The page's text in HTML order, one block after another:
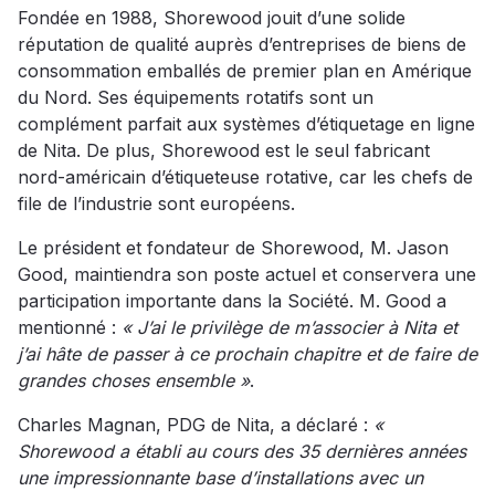
Fondée en 1988, Shorewood jouit d’une solide
réputation de qualité auprès d’entreprises de biens de
consommation emballés de premier plan en Amérique
du Nord. Ses équipements rotatifs sont un
complément parfait aux systèmes d’étiquetage en ligne
de Nita. De plus, Shorewood est le seul fabricant
nord-américain d’étiqueteuse rotative, car les chefs de
file de l’industrie sont européens.
Le président et fondateur de Shorewood, M. Jason
Good, maintiendra son poste actuel et conservera une
participation importante dans la Société. M. Good a
mentionné : « J’ai le privilège de m’associer à Nita et
j’ai hâte de passer à ce prochain chapitre et de faire de
grandes choses ensemble ».
Charles Magnan, PDG de Nita, a déclaré : «
Shorewood a établi au cours des 35 dernières années
une impressionnante base d’installations avec un